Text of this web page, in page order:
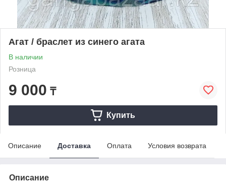
Агат / браслет из синего агата
В наличии
Розница
9 000 ₸
Купить
Описание Доставка Оплата Условия возврата
Описание